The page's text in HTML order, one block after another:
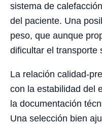
sistema de
del paciente. Una
peso, que aunque
dificultar el transporte
La relación calidad-
con la estabilidad del
la documentación
Una selección bien